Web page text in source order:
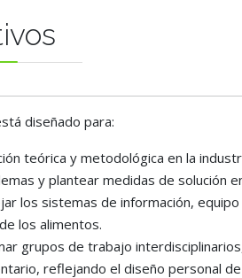
diseñado para:
teórica y metodológica en la
y plantear medidas de solución
los sistemas de información,
los alimentos.
grupos de trabajo
reflejando el diseño personal